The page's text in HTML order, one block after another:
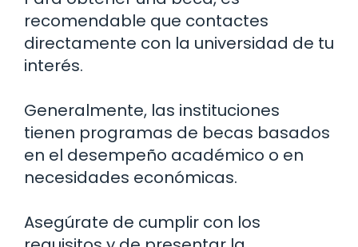
recomendable que contactes
directamente con la universidad de tu
interés.
Generalmente, las instituciones
tienen programas de becas basados
en el desempeño académico o en
necesidades económicas.
Asegúrate de cumplir con los